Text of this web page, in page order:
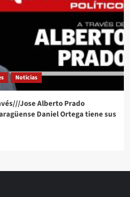
Noticias
Jose Alberto Prado
Daniel Ortega tiene sus